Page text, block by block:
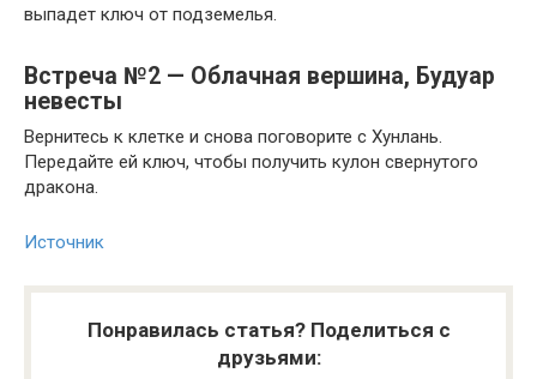
выпадет ключ от подземелья.
Встреча №2 — Облачная вершина, Будуар
невесты
Вернитесь к клетке и снова поговорите с Хунлань.
Передайте ей ключ, чтобы получить кулон свернутого
дракона.
Источник
Понравилась статья? Поделиться с
друзьями: